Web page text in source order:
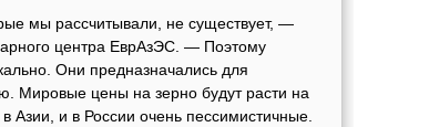
мы рассчитывали, не существует, —
центра Евр­АзЭС. — Поэтому
Они предназначались для
Мировые цены на зерно будут расти на
Азии, и в России очень пессимистичные.